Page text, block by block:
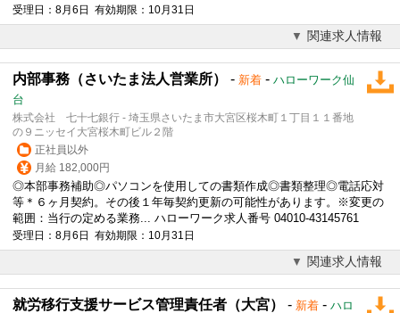
受理日：8月6日 有効期限：10月31日
関連求人情報
内部事務（さいたま法人営業所） - 新着 - ハローワーク仙
台
株式会社 七十七銀行 - 埼玉県さいたま市大宮区桜木町１丁目１１番地
の９ニッセイ大宮桜木町ビル２階
正社員以外
月給 182,000円
◎本部事務補助◎パソコンを使用しての書類作成◎書類整理◎電話応対
等＊６ヶ月契約。その後１年毎契約更新の可能性があります。※変更の
範囲：当行の定める業務... ハローワーク求人番号 04010-43145761
受理日：8月6日 有効期限：10月31日
関連求人情報
就労移行支援サービス管理責任者（大宮） - 新着 - ハロ